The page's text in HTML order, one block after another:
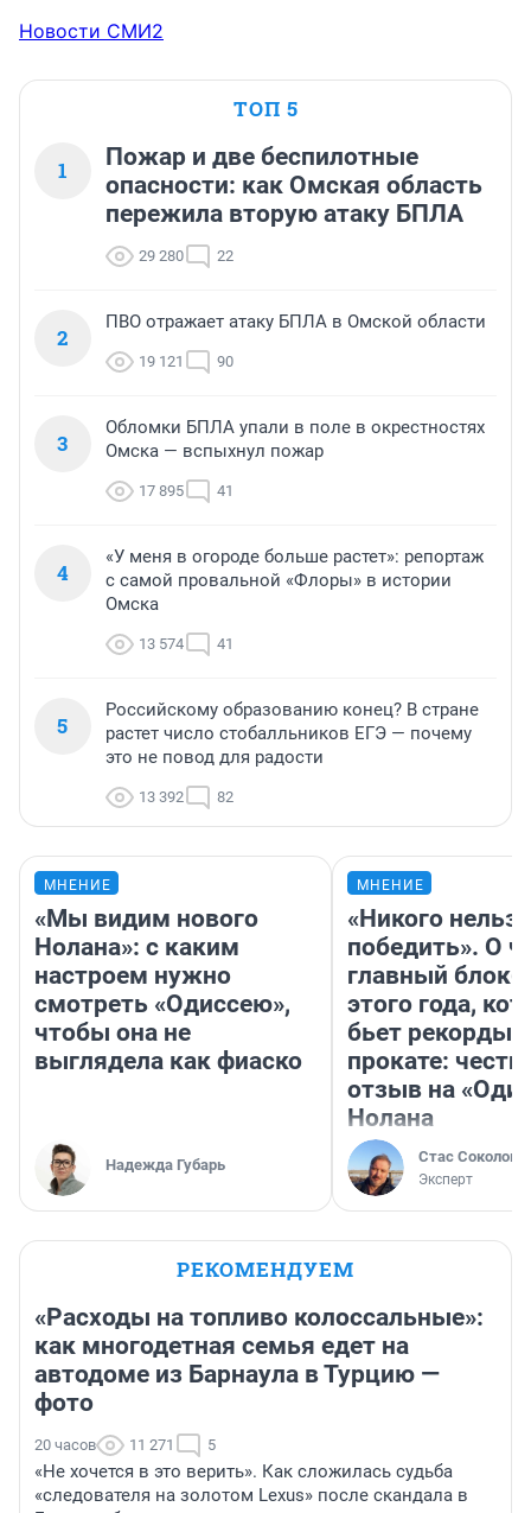
Новости СМИ2
ТОП 5
1
Пожар и две беспилотные
опасности: как Омская область
пережила вторую атаку БПЛА
29 280 22
2
ПВО отражает атаку БПЛА в Омской области
19 121 90
3
Обломки БПЛА упали в поле в окрестностях
Омска — вспыхнул пожар
17 895 41
4
«У меня в огороде больше растет»: репортаж
с самой провальной «Флоры» в истории
Омска
13 574 41
5
Российскому образованию конец? В стране
растет число стобалльников ЕГЭ — почему
это не повод для радости
13 392 82
МНЕНИЕ
«Мы видим нового
Нолана»: с каким
настроем нужно
смотреть «Одиссею»,
чтобы она не
выглядела как фиаско
Надежда Губарь
МНЕНИЕ
«Никого нельзя
победить». О
главный
этого года,
бьет рекорды в
прокате:
отзыв на
Нолана
Стас Соколов
Эксперт
РЕКОМЕНДУЕМ
«Расходы на топливо колоссальные»:
как многодетная семья едет на
автодоме из Барнаула в Турцию —
фото
20 часов 11 271 5
«Не хочется в это верить». Как сложилась судьба
«следователя на золотом Lexus» после скандала в